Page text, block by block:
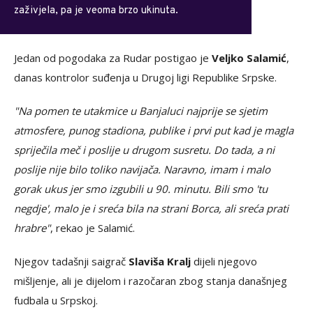
zaživjela, pa je veoma brzo ukinuta.
Jedan od pogodaka za Rudar postigao je Veljko Salamić,
danas kontrolor suđenja u Drugoj ligi Republike Srpske.
"Na pomen te utakmice u Banjaluci najprije se sjetim
atmosfere, punog stadiona, publike i prvi put kad je magla
spriječila meč i poslije u drugom susretu. Do tada, a ni
poslije nije bilo toliko navijača. Naravno, imam i malo
gorak ukus jer smo izgubili u 90. minutu. Bili smo 'tu
negdje', malo je i sreća bila na strani Borca, ali sreća prati
hrabre", rekao je Salamić.
Njegov tadašnji saigrač Slaviša Kralj dijeli njegovo
mišljenje, ali je dijelom i razočaran zbog stanja današnjeg
fudbala u Srpskoj.